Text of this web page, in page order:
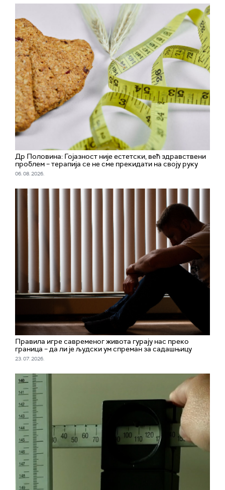
Др Половина: Гојазност није естетски, већ здравствени
проблем – терапија се не сме прекидати на своју руку
06. 08. 2026.
Правила игре савременог живота гурају нас преко
граница – да ли је људски ум спреман за садашњицу
23. 07. 2026.